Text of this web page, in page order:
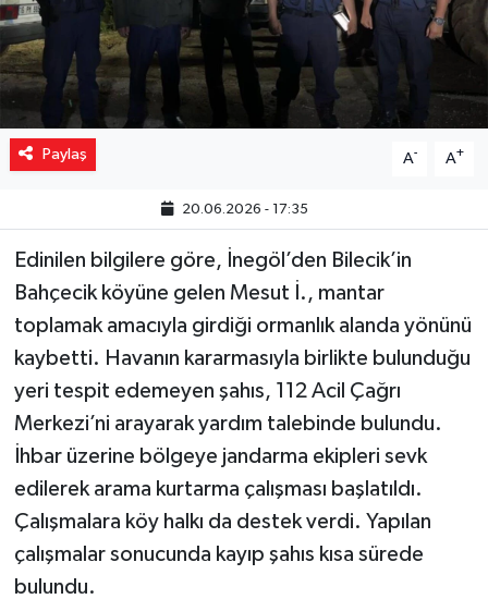
Paylaş A- A+
20.06.2026 - 17:35
Edinilen bilgilere göre, İnegöl’den Bilecik’in
Bahçecik köyüne gelen Mesut İ., mantar
toplamak amacıyla girdiği ormanlık alanda yönünü
kaybetti. Havanın kararmasıyla birlikte bulunduğu
yeri tespit edemeyen şahıs, 112 Acil Çağrı
Merkezi’ni arayarak yardım talebinde bulundu.
İhbar üzerine bölgeye jandarma ekipleri sevk
edilerek arama kurtarma çalışması başlatıldı.
Çalışmalara köy halkı da destek verdi. Yapılan
çalışmalar sonucunda kayıp şahıs kısa sürede
bulundu.
Resmi ilanlar